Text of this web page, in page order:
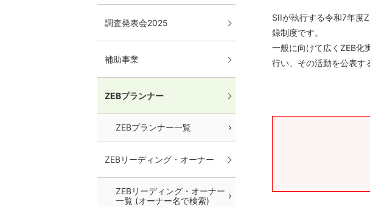
調査発表会2025
補助事業
ZEBプランナー
ZEBプランナー一覧
ZEBリーディング・オーナー
ZEBリーディング・オーナー
一覧 (オーナー名で検索)
SIIが執行する令和7年度
録制度です。
一般に向けて広くZEB化
行い、その活動を公表す